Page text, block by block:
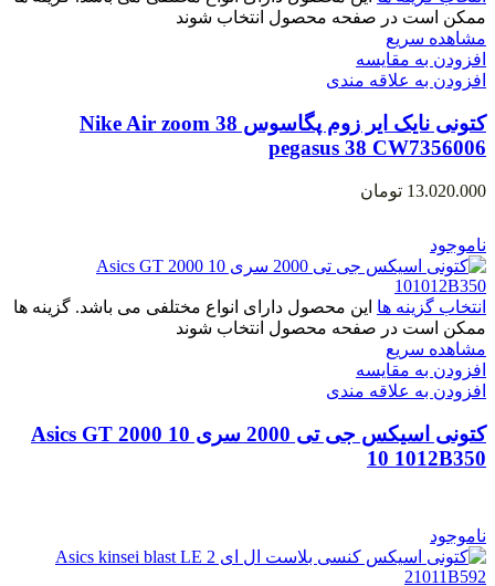
ممکن است در صفحه محصول انتخاب شوند
مشاهده سریع
افزودن به مقایسه
افزودن به علاقه مندی
کتونی نایک ایر زوم پگاسوس 38 Nike Air zoom
pegasus 38 CW7356006
13.020.000 تومان
ناموجود
انتخاب گزینه ها این محصول دارای انواع مختلفی می باشد. گزینه ها
ممکن است در صفحه محصول انتخاب شوند
مشاهده سریع
افزودن به مقایسه
افزودن به علاقه مندی
کتونی اسیکس جی تی 2000 سری 10 Asics GT 2000
10 1012B350
ناموجود